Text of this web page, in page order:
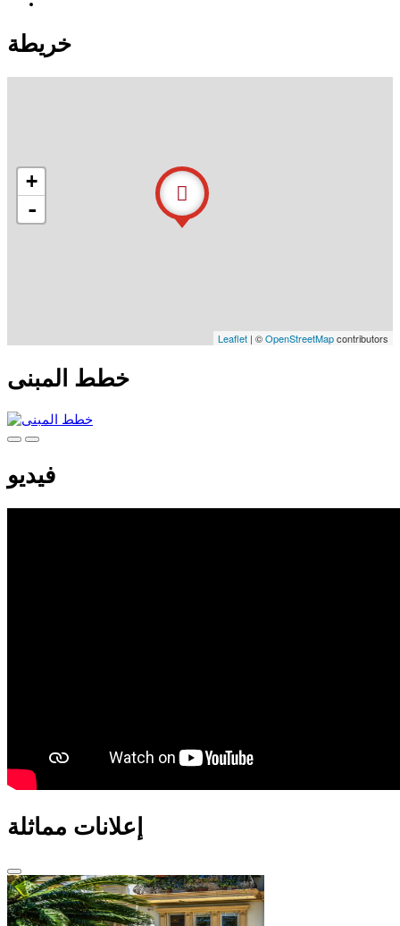
خريطة
+
-
Leaflet | ©OpenStreetMapcontributors
خطط المبنى
فيديو
إعلانات مماثلة